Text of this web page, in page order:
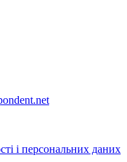
і персональних даних